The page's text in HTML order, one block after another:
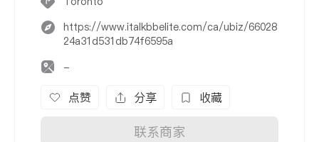
https://www.italkbbelite.com/ca/ubiz/66028
24a31d531db74f6595a
-
点赞 分享 收藏
联系商家